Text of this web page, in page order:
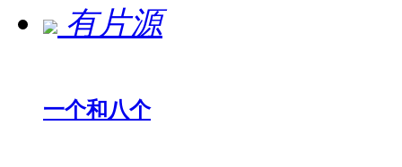
有片源
一个和八个